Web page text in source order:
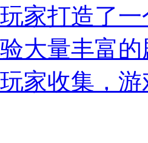
家打造了
大量丰富
家收集，